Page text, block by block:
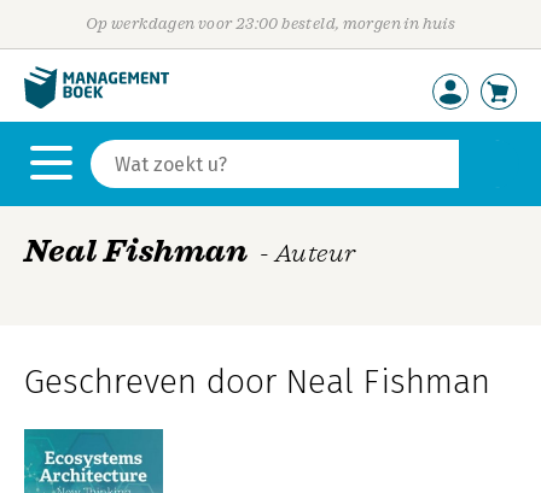
Op werkdagen voor 23:00 besteld, morgen in huis
Neal Fishman - Auteur
Geschreven door Neal Fishman